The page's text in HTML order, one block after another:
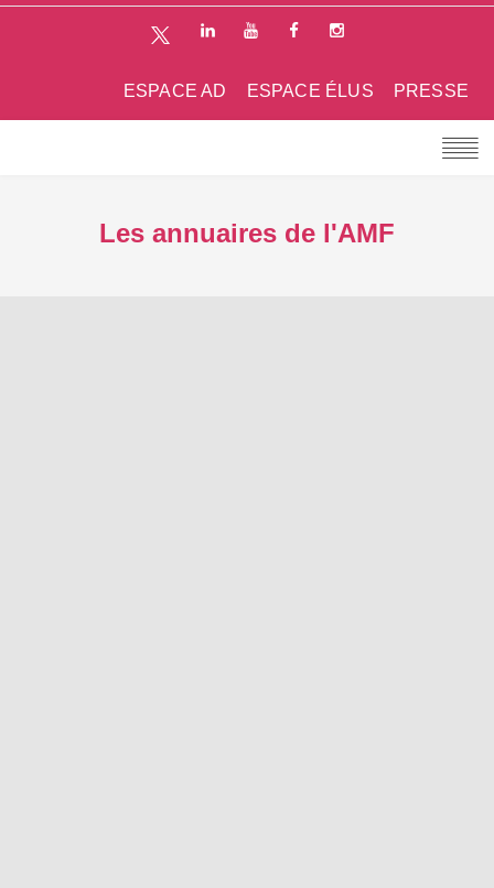
PRESSE
ESPACE ÉLUS
ESPACE AD
Les annuaires de l'AMF